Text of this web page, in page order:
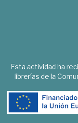
Esta actividad ha
librerías de la